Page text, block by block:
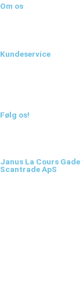
Om os
Kundeservice
Følg os!
Janus La Cours Gade
Scantrade ApS